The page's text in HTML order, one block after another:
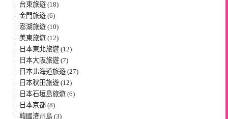
台東旅遊 (18)
金門旅遊 (6)
澎湖旅遊 (10)
美東旅遊 (12)
日本東北旅遊 (12)
日本大阪旅遊 (7)
日本北海道旅遊 (27)
日本秋田旅遊 (12)
日本石垣島旅遊 (6)
日本京都 (8)
韓國濟州島 (3)